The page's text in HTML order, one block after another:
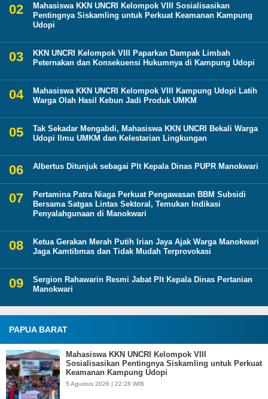
Mahasiswa KKN UNCRI Kelompok VIII Sosialisasikan
Pentingnya Siskamling untuk Perkuat Keamanan Kampung
Udopi
KKN UNCRI Kelompok VIII Paparkan Dampak Limbah
Peternakan dan Konsekuensi Hukumnya di Kampung Udopi
Mahasiswa KKN UNCRI Kelompok VIII Kampung Udopi Latih
Warga Olah Hasil Kebun Jadi Produk UMKM
Tak Sekadar Mengabdi, Mahasiswa KKN UNCRI Bekali Warga
Udopi Ilmu UMKM dan Kelestarian Lingkungan
Albertus Ditunjuk sebagai Plt Kepala Dinas PUPR Manokwari
Pertamina Patra Niaga Perkuat Pengawasan BBM Subsidi
Bersama Satgas Lintas Sektoral, Temukan Indikasi
Penyalahgunaan di Manokwari
Ketua Gerakan Merah Putih Irian Jaya Ajak Warga Manokwari
Jaga Kamtibmas dan Tidak Mudah Terprovokasi
Sergion Rahawarin Resmi Jabat Plt Kepala Dinas Pertanian
Manokwari
PAPUA BARAT
Mahasiswa KKN UNCRI Kelompok VIII
Sosialisasikan Pentingnya Siskamling untuk Perkuat
Keamanan Kampung Udopi
5 Agustus 2026 | 22:28 WIB